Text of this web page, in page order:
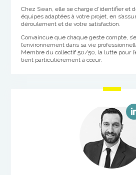
Chez Swan, elle se charge d’identifier et
équipes adaptées à votre projet, en
déroulement et de votre satisfaction.
Convaincue que chaque geste compte,
l’environnement dans sa vie
Membre du collectif 50/50, la lutte pour
tient particulièrement à cœur.